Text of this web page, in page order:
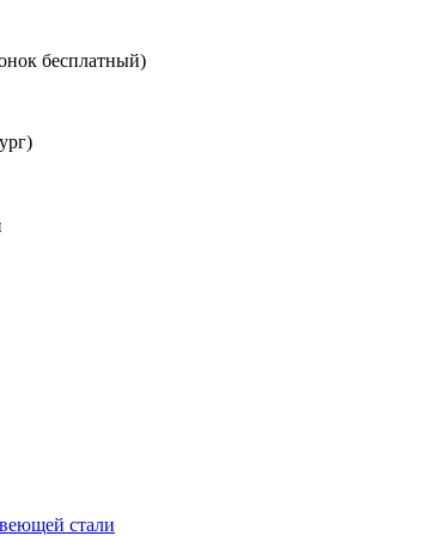
бесплатный)
стали